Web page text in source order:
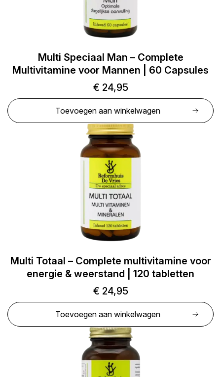
Multi Speciaal Man – Complete
Multivitamine voor Mannen | 60 Capsules
€ 24,95
Toevoegen aan winkelwagen
Multi Totaal – Complete multivitamine voor
energie & weerstand | 120 tabletten
€ 24,95
Toevoegen aan winkelwagen